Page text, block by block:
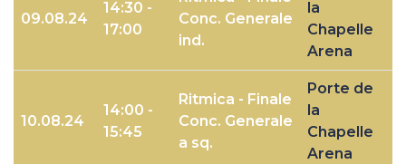
09.08.24
14:30 -
17:00
Conc. Generale
ind.
la
Chapelle
Arena
10.08.24
14:00 -
15:45
Ritmica - Finale
Conc. Generale
a sq.
Porte de
la
Chapelle
Arena